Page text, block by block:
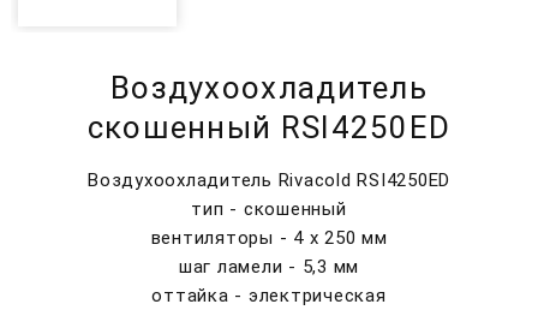
Воздухоохладитель
скошенный RSI4250ED
Воздухоохладитель Rivacold RSI4250ED
тип - скошенный
вентиляторы - 4 х 250 мм
шаг ламели - 5,3 мм
оттайка - электрическая